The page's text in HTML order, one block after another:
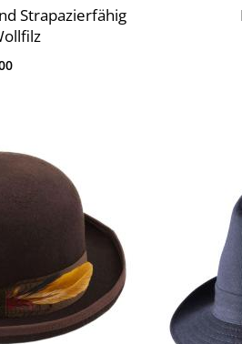
Strapazierfähig